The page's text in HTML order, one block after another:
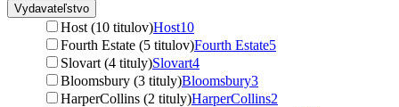
Vydavateľstvo
Host (10 titulov)Host10
Fourth Estate (5 titulov)Fourth Estate5
Slovart (4 tituly)Slovart4
Bloomsbury (3 tituly)Bloomsbury3
HarperCollins (2 tituly)HarperCollins2